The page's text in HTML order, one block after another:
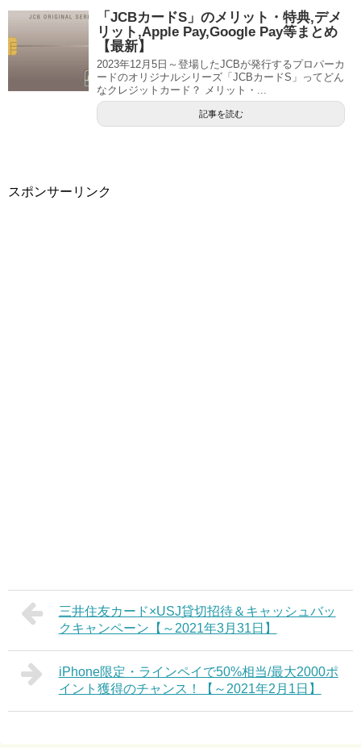
「JCBカードS」のメリット・特典,デメ
リット,Apple Pay,Google Pay等まとめ
【最新】
2023年12月5日～登場したJCBが発行するプロパーカ
ードのオリジナルシリーズ「JCBカードS」ってどん
なクレジットカード？ メリット・...
記事を読む
スポンサーリンク
三井住友カード×USJ貸切招待＆キャッシュバッ
クキャンペーン【～2021年3月31日】
iPhone限定・ラインペイで50%相当/最大2000ポ
イント獲得のチャンス！【～2021年2月1日】